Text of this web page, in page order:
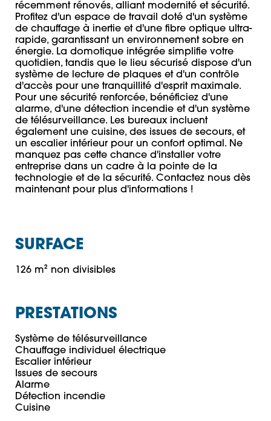
récemment rénovés, alliant modernité et sécurité.
Profitez d'un espace de travail doté d'un système
de chauffage à inertie et d'une fibre optique ultra-
rapide, garantissant un environnement sobre en
énergie. La domotique intégrée simplifie votre
quotidien, tandis que le lieu sécurisé dispose d'un
système de lecture de plaques et d'un contrôle
d'accès pour une tranquillité d'esprit maximale.
Pour une sécurité renforcée, bénéficiez d'une
alarme, d'une détection incendie et d'un système
de télésurveillance. Les bureaux incluent
également une cuisine, des issues de secours, et
un escalier intérieur pour un confort optimal. Ne
manquez pas cette chance d'installer votre
entreprise dans un cadre à la pointe de la
technologie et de la sécurité. Contactez nous dès
maintenant pour plus d'informations !
SURFACE
126 m² non divisibles
PRESTATIONS
Système de télésurveillance
Chauffage individuel électrique
Escalier intérieur
Issues de secours
Alarme
Détection incendie